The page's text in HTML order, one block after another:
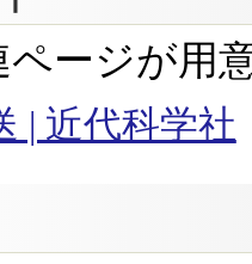
ページが用
| 近代科学社